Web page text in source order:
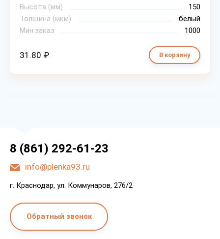
Высота (мм)
150
Толщина (мкм)
белый
Мин.заказ
1000
31.80 ₽ В корзину
8 (861) 292-61-23
info@plenka93.ru
г. Краснодар, ул. Коммунаров, 276/2
Обратный звонок